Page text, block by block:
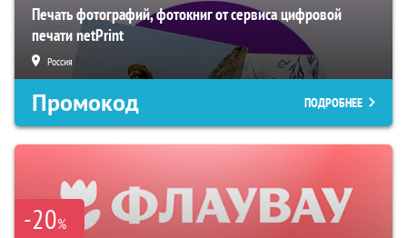
Печать фотографий, фотокниг от сервиса цифровой
печати netPrint
Россия
Промокод ПОДРОБНЕЕ
-20%